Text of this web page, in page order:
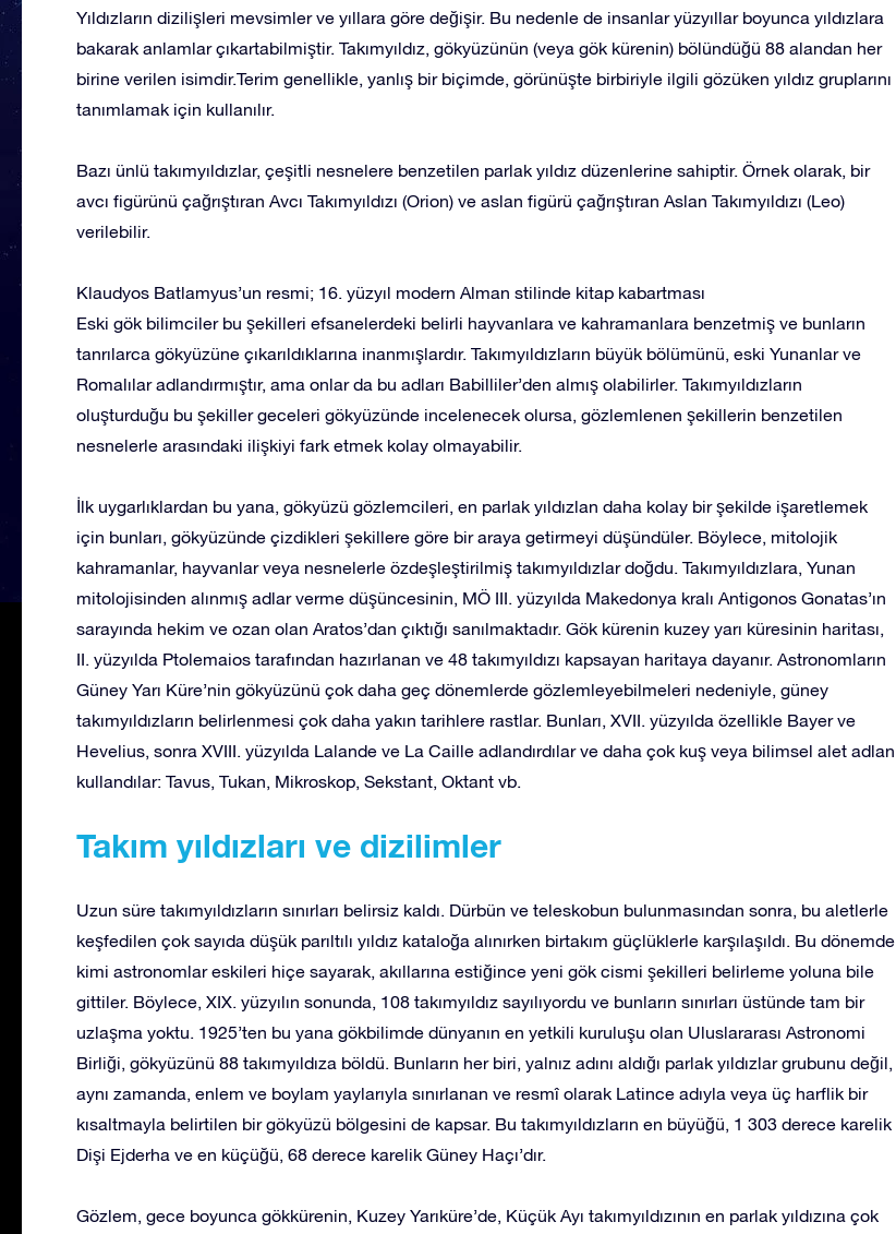
Yıldızların dizilişleri mevsimler ve yıllara göre değişir. Bu nedenle de insanlar yüzyıllar boyunca yıldızlara
bakarak anlamlar çıkartabilmiştir. Takımyıldız, gökyüzünün (veya gök kürenin) bölündüğü 88 alandan her
birine verilen isimdir.Terim genellikle, yanlış bir biçimde, görünüşte birbiriyle ilgili gözüken yıldız gruplarını
tanımlamak için kullanılır.
Bazı ünlü takımyıldızlar, çeşitli nesnelere benzetilen parlak yıldız düzenlerine sahiptir. Örnek olarak, bir
avcı figürünü çağrıştıran Avcı Takımyıldızı (Orion) ve aslan figürü çağrıştıran Aslan Takımyıldızı (Leo)
verilebilir.
Klaudyos Batlamyus’un resmi; 16. yüzyıl modern Alman stilinde kitap kabartması
Eski gök bilimciler bu şekilleri efsanelerdeki belirli hayvanlara ve kahramanlara benzetmiş ve bunların
tanrılarca gökyüzüne çıkarıldıklarına inanmışlardır. Takımyıldızların büyük bölümünü, eski Yunanlar ve
Romalılar adlandırmıştır, ama onlar da bu adları Babilliler’den almış olabilirler. Takımyıldızların
oluşturduğu bu şekiller geceleri gökyüzünde incelenecek olursa, gözlemlenen şekillerin benzetilen
nesnelerle arasındaki ilişkiyi fark etmek kolay olmayabilir.
İlk uygarlıklardan bu yana, gökyüzü gözlemcileri, en parlak yıldızlan daha kolay bir şekilde işaretlemek
için bunları, gökyüzünde çizdikleri şekillere göre bir araya getirmeyi düşündüler. Böylece, mitolojik
kahramanlar, hayvanlar veya nesnelerle özdeşleştirilmiş takımyıldızlar doğdu. Takımyıldızlara, Yunan
mitolojisinden alınmış adlar verme düşüncesinin, MÖ III. yüzyılda Makedonya kralı Antigonos Gonatas’ın
sarayında hekim ve ozan olan Aratos’dan çıktığı sanılmaktadır. Gök kürenin kuzey yarı küresinin haritası,
II. yüzyılda Ptolemaios tarafından hazırlanan ve 48 takımyıldızı kapsayan haritaya dayanır. Astronomların
Güney Yarı Küre’nin gökyüzünü çok daha geç dönemlerde gözlemleyebilmeleri nedeniyle, güney
takımyıldızların belirlenmesi çok daha yakın tarihlere rastlar. Bunları, XVII. yüzyılda özellikle Bayer ve
Hevelius, sonra XVIII. yüzyılda Lalande ve La Caille adlandırdılar ve daha çok kuş veya bilimsel alet adlan
kullandılar: Tavus, Tukan, Mikroskop, Sekstant, Oktant vb.
Takım yıldızları ve dizilimler
Uzun süre takımyıldızların sınırları belirsiz kaldı. Dürbün ve teleskobun bulunmasından sonra, bu aletlerle
keşfedilen çok sayıda düşük parıltılı yıldız kataloğa alınırken birtakım güçlüklerle karşılaşıldı. Bu dönemde
kimi astronomlar eskileri hiçe sayarak, akıllarına estiğince yeni gök cismi şekilleri belirleme yoluna bile
gittiler. Böylece, XIX. yüzyılın sonunda, 108 takımyıldız sayılıyordu ve bunların sınırları üstünde tam bir
uzlaşma yoktu. 1925’ten bu yana gökbilimde dünyanın en yetkili kuruluşu olan Uluslararası Astronomi
Birliği, gökyüzünü 88 takımyıldıza böldü. Bunların her biri, yalnız adını aldığı parlak yıldızlar grubunu değil,
aynı zamanda, enlem ve boylam yaylarıyla sınırlanan ve resmî olarak Latince adıyla veya üç harflik bir
kısaltmayla belirtilen bir gökyüzü bölgesini de kapsar. Bu takımyıldızların en büyüğü, 1 303 derece karelik
Dişi Ejderha ve en küçüğü, 68 derece karelik Güney Haçı’dır.
Gözlem, gece boyunca gökkürenin, Kuzey Yarıküre’de, Küçük Ayı takımyıldızının en parlak yıldızına çok